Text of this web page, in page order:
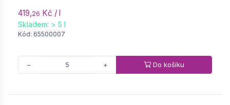
419,26 Kč / l
Skladem: > 5 l
Kód: 65500007
− + Do košíku